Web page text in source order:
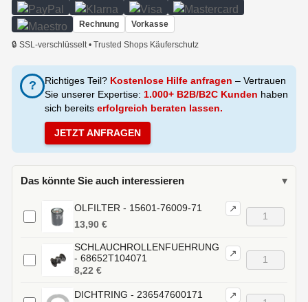
Rechnung Vorkasse
🔒 SSL-verschlüsselt • Trusted Shops Käuferschutz
? Richtiges Teil? Kostenlose Hilfe anfragen – Vertrauen
Sie unserer Expertise: 1.000+ B2B/B2C Kunden haben
sich bereits erfolgreich beraten lassen.
JETZT ANFRAGEN
Das könnte Sie auch interessieren ▾
OLFILTER - 15601-76009-71 ↗
13,90 €
SCHLAUCHROLLENFUEHRUNG
- 68652T104071
↗
8,22 €
DICHTRING - 236547600171 ↗